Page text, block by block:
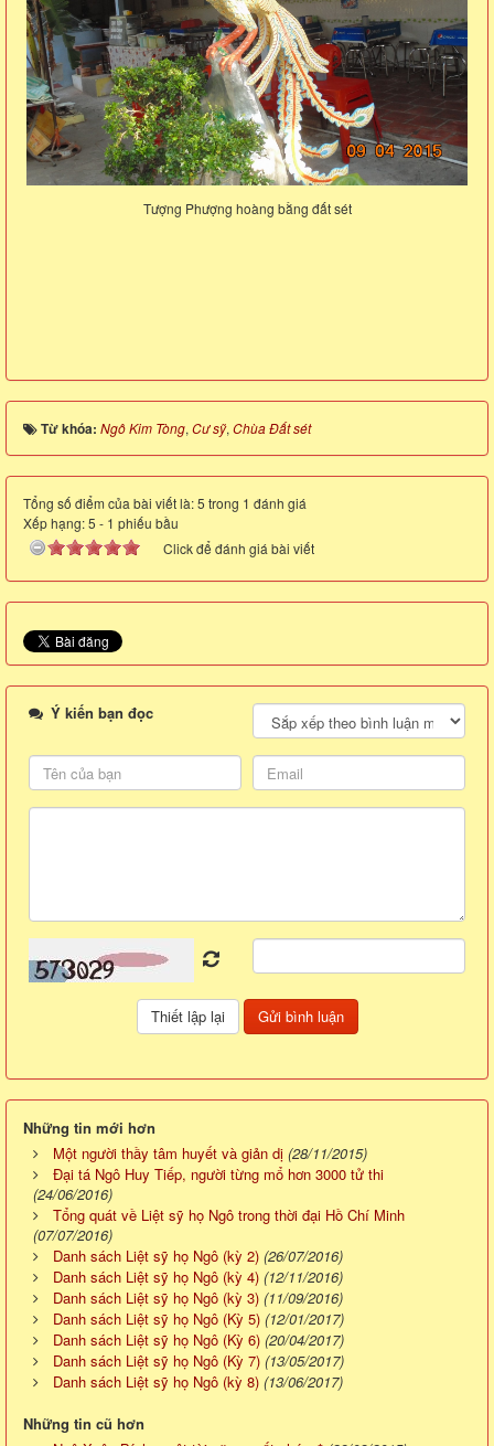
Tượng Phượng hoàng bằng đất sét
Từ khóa: Ngô Kim Tòng, Cư sỹ, Chùa Đất sét
Tổng số điểm của bài viết là: 5 trong 1 đánh giá
Xếp hạng:5 - 1 phiếu bầu
Click để đánh giá bài viết
Ý kiến bạn đọc
Những tin mới hơn
Một người thầy tâm huyết và giản dị (28/11/2015)
Đại tá Ngô Huy Tiếp, người từng mổ hơn 3000 tử thi
(24/06/2016)
Tổng quát về Liệt sỹ họ Ngô trong thời đại Hồ Chí Minh
(07/07/2016)
Danh sách Liệt sỹ họ Ngô (kỳ 2) (26/07/2016)
Danh sách Liệt sỹ họ Ngô (kỳ 4) (12/11/2016)
Danh sách Liệt sỹ họ Ngô (kỳ 3) (11/09/2016)
Danh sách Liệt sỹ họ Ngô (Kỳ 5) (12/01/2017)
Danh sách Liệt sỹ họ Ngô (Kỳ 6) (20/04/2017)
Danh sách Liệt sỹ họ Ngô (Kỳ 7) (13/05/2017)
Danh sách Liệt sỹ họ Ngô (kỳ 8) (13/06/2017)
Những tin cũ hơn